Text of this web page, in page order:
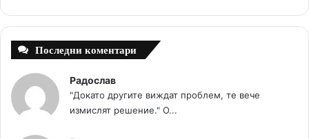
t
m
Последни коментари
Радослав
"Докато другите виждат проблем, те вече
измислят решение." О...